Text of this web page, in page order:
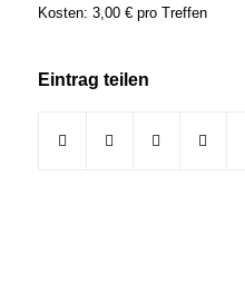
Kosten: 3,00 € pro Treffen
Eintrag teilen